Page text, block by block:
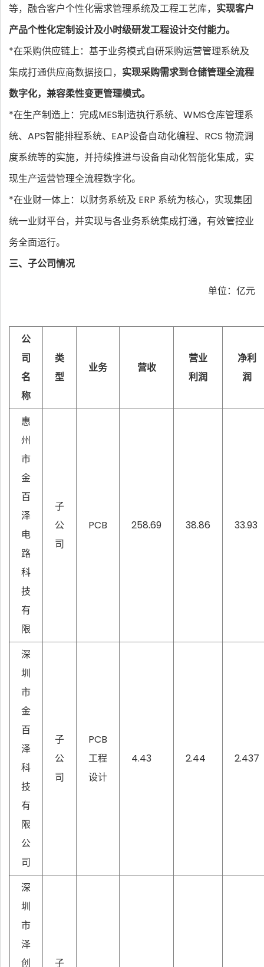
等，融合客户个性化需求管理系统及工程工艺库， 实现客户
产品个性化定制设计及小时级研发工程设计交付能力。
*在采购供应链上：基于业务模式自研采购运营管理系统及
集成打通供应商数据接口， 实现采购需求到仓储管理全流程
数字化，兼容柔性变更管理模式。
*在生产制造上：完成MES制造执行系统、WMS仓库管理系
统、APS智能排程系统、EAP设备自动化编程、RCS 物流调
度系统等的实施，并持续推进与设备自动化智能化集成，实
现生产运营管理全流程数字化。
*在业财一体上：以财务系统及 ERP 系统为核心，实现集团
统一业财平台，并实现与各业务系统集成打通，有效管控业
务全面运行。
三、子公司情况
单位：亿元
公
司
名
称
类
型
业务 营收
营业
利润
净利
润
惠
州
市
金
百
泽
电
路
科
技
有
限
子
公
司
PCB 258.69 38.86 33.93
深
圳
市
金
百
泽
科
技
有
限
公
司
子
公
司
PCB
工程
设计
4.43 2.44 2.437
深
圳
市
泽
创
子